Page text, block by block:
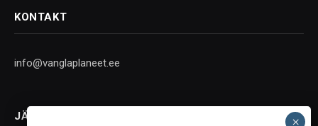
KONTAKT
info@vanglaplaneet.ee
JÄLGI SOTSIAALMEEDIAS